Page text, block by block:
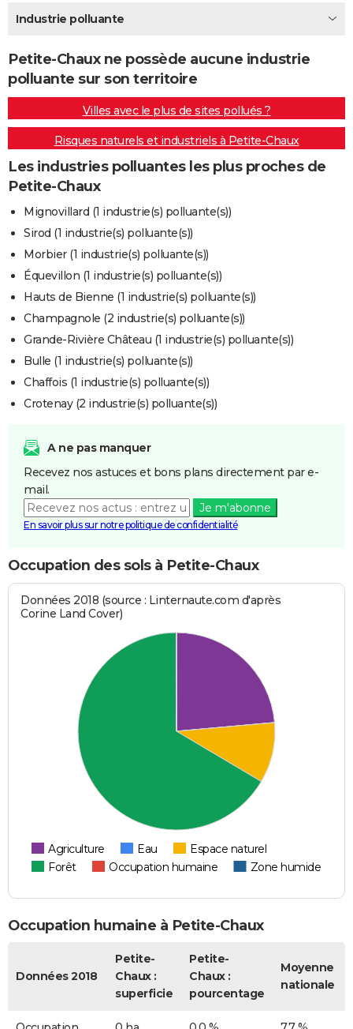
Destinations
City break
Voyage nature
Voyage de noces
Forum
Climat
+PHOTO
GUIDES D'ACHAT
BONS PLANS
CARTE DE VOEUX
Carte de Noël
Carte Bonne année
Carte Saint-Valentin
Carte Pâques
Carte d'anniversaire
DICTIONNAIRE
Dictionnaire
Biographies
Citations
Expressions
Proverbes
PROGRAMME TV
COPAINS D'AVANT
S'inscrire
Se connecter
Lycées
Collèges
Primaires
Universités
Entreprises
Service militaire
Avis de recherche
AVIS DE DÉCÈS
FORUM
Bricolage
Lifestyle
Culture
Sport
Auto
Television
Voyage
Cinema
Industrie polluante
Petite-Chaux ne possède aucune industrie
polluante sur son territoire
Villes avec le plus de sites pollués ?
Risques naturels et industriels à Petite-Chaux
Les industries polluantes les plus proches de
Petite-Chaux
Mignovillard (1 industrie(s) polluante(s))
Sirod (1 industrie(s) polluante(s))
Morbier (1 industrie(s) polluante(s))
Équevillon (1 industrie(s) polluante(s))
Hauts de Bienne (1 industrie(s) polluante(s))
Champagnole (2 industrie(s) polluante(s))
Grande-Rivière Château (1 industrie(s) polluante(s))
Bulle (1 industrie(s) polluante(s))
Chaffois (1 industrie(s) polluante(s))
Crotenay (2 industrie(s) polluante(s))
A ne pas manquer
Recevez nos astuces et bons plans directement par e-
mail.
Je m'abonne
En savoir plus sur notre politique de confidentialité
Occupation des sols à Petite-Chaux
Données 2018 (source : Linternaute.com d'après
Corine Land Cover)
Agriculture Eau
Espace naturel
Forêt
Occupation humaine Zone humide
Occupation humaine à Petite-Chaux
Données 2018
Petite-
Chaux :
superficie
Petite-
Chaux :
pourcentage
Moyenne
nationale